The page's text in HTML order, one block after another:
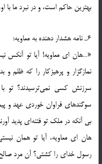
بهترین حاکم است، و در نبرد ما با
6ـ نامه هشدار دهنده به معاویه:
«…هان ای معاویه! آیا تو آنکس
نمازگزار و پرهیزکار را که ظلم
سرزنش کسی نمی‌ترسیدند؟ تو
سوگندهای فراوان خوردی عهد و
بی آنکه در ملک تو فتنه‌ای پدید
هان ای معاویه، آیا تو همان
رسول خدای را کشتی؟ آن مرد